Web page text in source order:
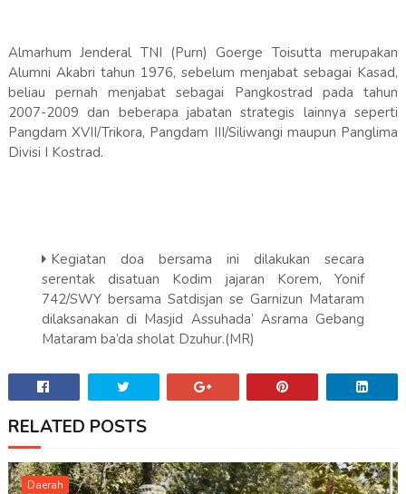
Almarhum Jenderal TNI (Purn) Goerge Toisutta merupakan
Alumni Akabri tahun 1976, sebelum menjabat sebagai Kasad,
beliau pernah menjabat sebagai Pangkostrad pada tahun
2007-2009 dan beberapa jabatan strategis lainnya seperti
Pangdam XVII/Trikora, Pangdam III/Siliwangi maupun Panglima
Divisi I Kostrad.
Kegiatan doa bersama ini dilakukan secara
serentak disatuan Kodim jajaran Korem, Yonif
742/SWY bersama Satdisjan se Garnizun Mataram
dilaksanakan di Masjid Assuhada’ Asrama Gebang
Mataram ba’da sholat Dzuhur.(MR)
RELATED POSTS
Daerah